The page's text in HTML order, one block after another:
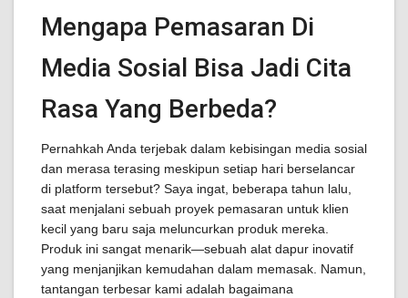
Mengapa Pemasaran Di
Media Sosial Bisa Jadi Cita
Rasa Yang Berbeda?
Pernahkah Anda terjebak dalam kebisingan media sosial
dan merasa terasing meskipun setiap hari berselancar
di platform tersebut? Saya ingat, beberapa tahun lalu,
saat menjalani sebuah proyek pemasaran untuk klien
kecil yang baru saja meluncurkan produk mereka.
Produk ini sangat menarik—sebuah alat dapur inovatif
yang menjanjikan kemudahan dalam memasak. Namun,
tantangan terbesar kami adalah bagaimana